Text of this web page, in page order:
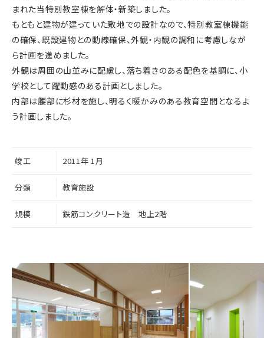
竣工 2011年 1月
分類 教育施設
規模 鉄筋コンクリート造 地上2階
まれた当特別教室棟を解体・新築しました。
もともと建物が建っていた敷地での設計なので、特別教室棟機能
の確保、既設建物との動線確保、外観・内観の調和に考慮しなが
ら計画を進めました。
外観は周囲の山並みに配慮し、落ち着きのある配色を基調に、小
学校として躍動感のある計画としました。
内部は腰部に杉材を施し、明るく暖かみのある教育空間となるよ
う計画しました。